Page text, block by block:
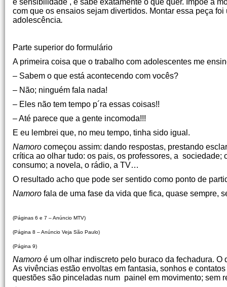
e sensibilidade , e sabe exatamente o que quer. Impõe à
com que os ensaios sejam divertidos. Montar essa peça
adolescência
Parte superior do formulário
A primeira coisa que o trabalho com adolescentes me
– Sabem o que está acontecendo com vocês?
– Não; ninguém fala nada!
– Eles não tem tempo p´ra essas coisas!!
– Até parece que a gente incomoda!!!
E eu lembrei que, no meu tempo, tinha sido igual.
Namoro começou assim: dando respostas, prestando
crítica ao olhar tudo: os pais, os professores, a sociedade;
consumo; a novela, o rádio, a TV…
O resultado acho que pode ser sentido como ponto de
Namoro fala de uma fase da vida que fica, quase sempre,
(Páginas 6 e 7 – Anúncio MTV)
(Página 8 – Anúncio Veja São Paulo)
(Página 9)
Namoro é um olhar indiscreto pelo buraco da fechadura.
As vivências estão envoltas em fantasia, sonhos e
questões são pinceladas num painel em movimento; sem